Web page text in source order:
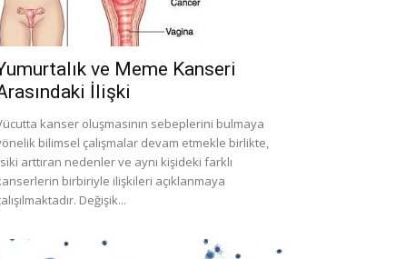
ve Meme Kanseri
İlişki
kanser oluşmasının sebeplerini bulmaya
bilimsel çalışmalar devam etmekle birlikte,
arttıran nedenler ve aynı kişideki farklı
birbiriyle ilişkileri açıklanmaya
Değişik...